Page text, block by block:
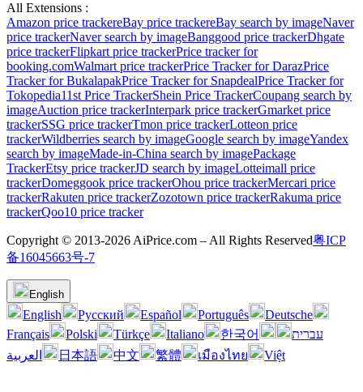
All Extensions :
Amazon price trackereBay price trackereBay search by imageNaver
price trackerNaver search by imageBanggood price trackerDhgate
price trackerFlipkart price trackerPrice tracker for
booking.comWalmart price trackerPrice Tracker for DarazPrice
Tracker for BukalapakPrice Tracker for SnapdealPrice Tracker for
Tokopedia11st Price TrackerShein Price TrackerCoupang search by
imageAuction price trackerInterpark price trackerGmarket price
trackerSSG price trackerTmon price trackerLotteon price
trackerWildberries search by imageGoogle search by imageYandex
search by imageMade-in-China search by imagePackage
TrackerEtsy price trackerJD search by imageLotteimall price
trackerDomeggook price trackerOhou price trackerMercari price
trackerRakuten price trackerZozotown price trackerRakuma price
trackerQoo10 price tracker
Copyright © 2013-2026 AiPrice.com – All Rights Reserved粤ICP
备16045663号-7
English
English Pусский Español Português
Deutsche
Français
Polski Türkçe Italiano 한국어
עברית
العربية
日本語 中文 繁體 เมืองไทย Việt